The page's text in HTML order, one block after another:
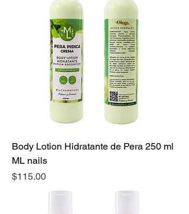
Body Lotion Hidratante de Pera 250 ml
ML nails
Precio
$115.00